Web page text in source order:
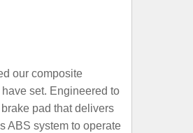
our composite
set. Engineered to
pad that delivers
ABS system to operate